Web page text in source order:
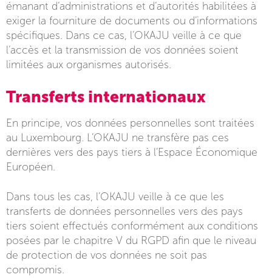
émanant d’administrations et d’autorités habilitées à
exiger la fourniture de documents ou d’informations
spécifiques. Dans ce cas, l’OKAJU veille à ce que
l’accès et la transmission de vos données soient
limitées aux organismes autorisés.
Transferts internationaux
En principe, vos données personnelles sont traitées
au Luxembourg. L’OKAJU ne transfère pas ces
dernières vers des pays tiers à l’Espace Économique
Européen.
Dans tous les cas, l’OKAJU veille à ce que les
transferts de données personnelles vers des pays
tiers soient effectués conformément aux conditions
posées par le chapitre V du RGPD afin que le niveau
de protection de vos données ne soit pas
compromis.